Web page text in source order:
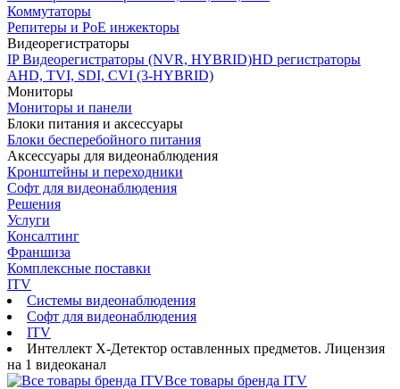
Коммутаторы
Репитеры и PoE инжекторы
Видеорегистраторы
IP Видеорегистраторы (NVR, HYBRID)HD регистраторы
AHD, TVI, SDI, CVI (3-HYBRID)
Мониторы
Мониторы и панели
Блоки питания и аксессуары
Блоки бесперебойного питания
Аксессуары для видеонаблюдения
Кронштейны и переходники
Софт для видеонаблюдения
Решения
Услуги
Консалтинг
Франшиза
Комплексные поставки
ITV
Системы видеонаблюдения
Софт для видеонаблюдения
ITV
Интеллект X-Детектор оставленных предметов. Лицензия
на 1 видеоканал
Все товары бренда ITV